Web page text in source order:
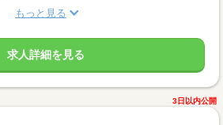
もっと見る
求人詳細を見る
3日以内公開